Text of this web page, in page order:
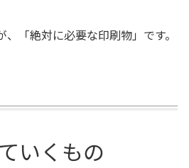
「絶対に必要な印刷物」です。
いくもの